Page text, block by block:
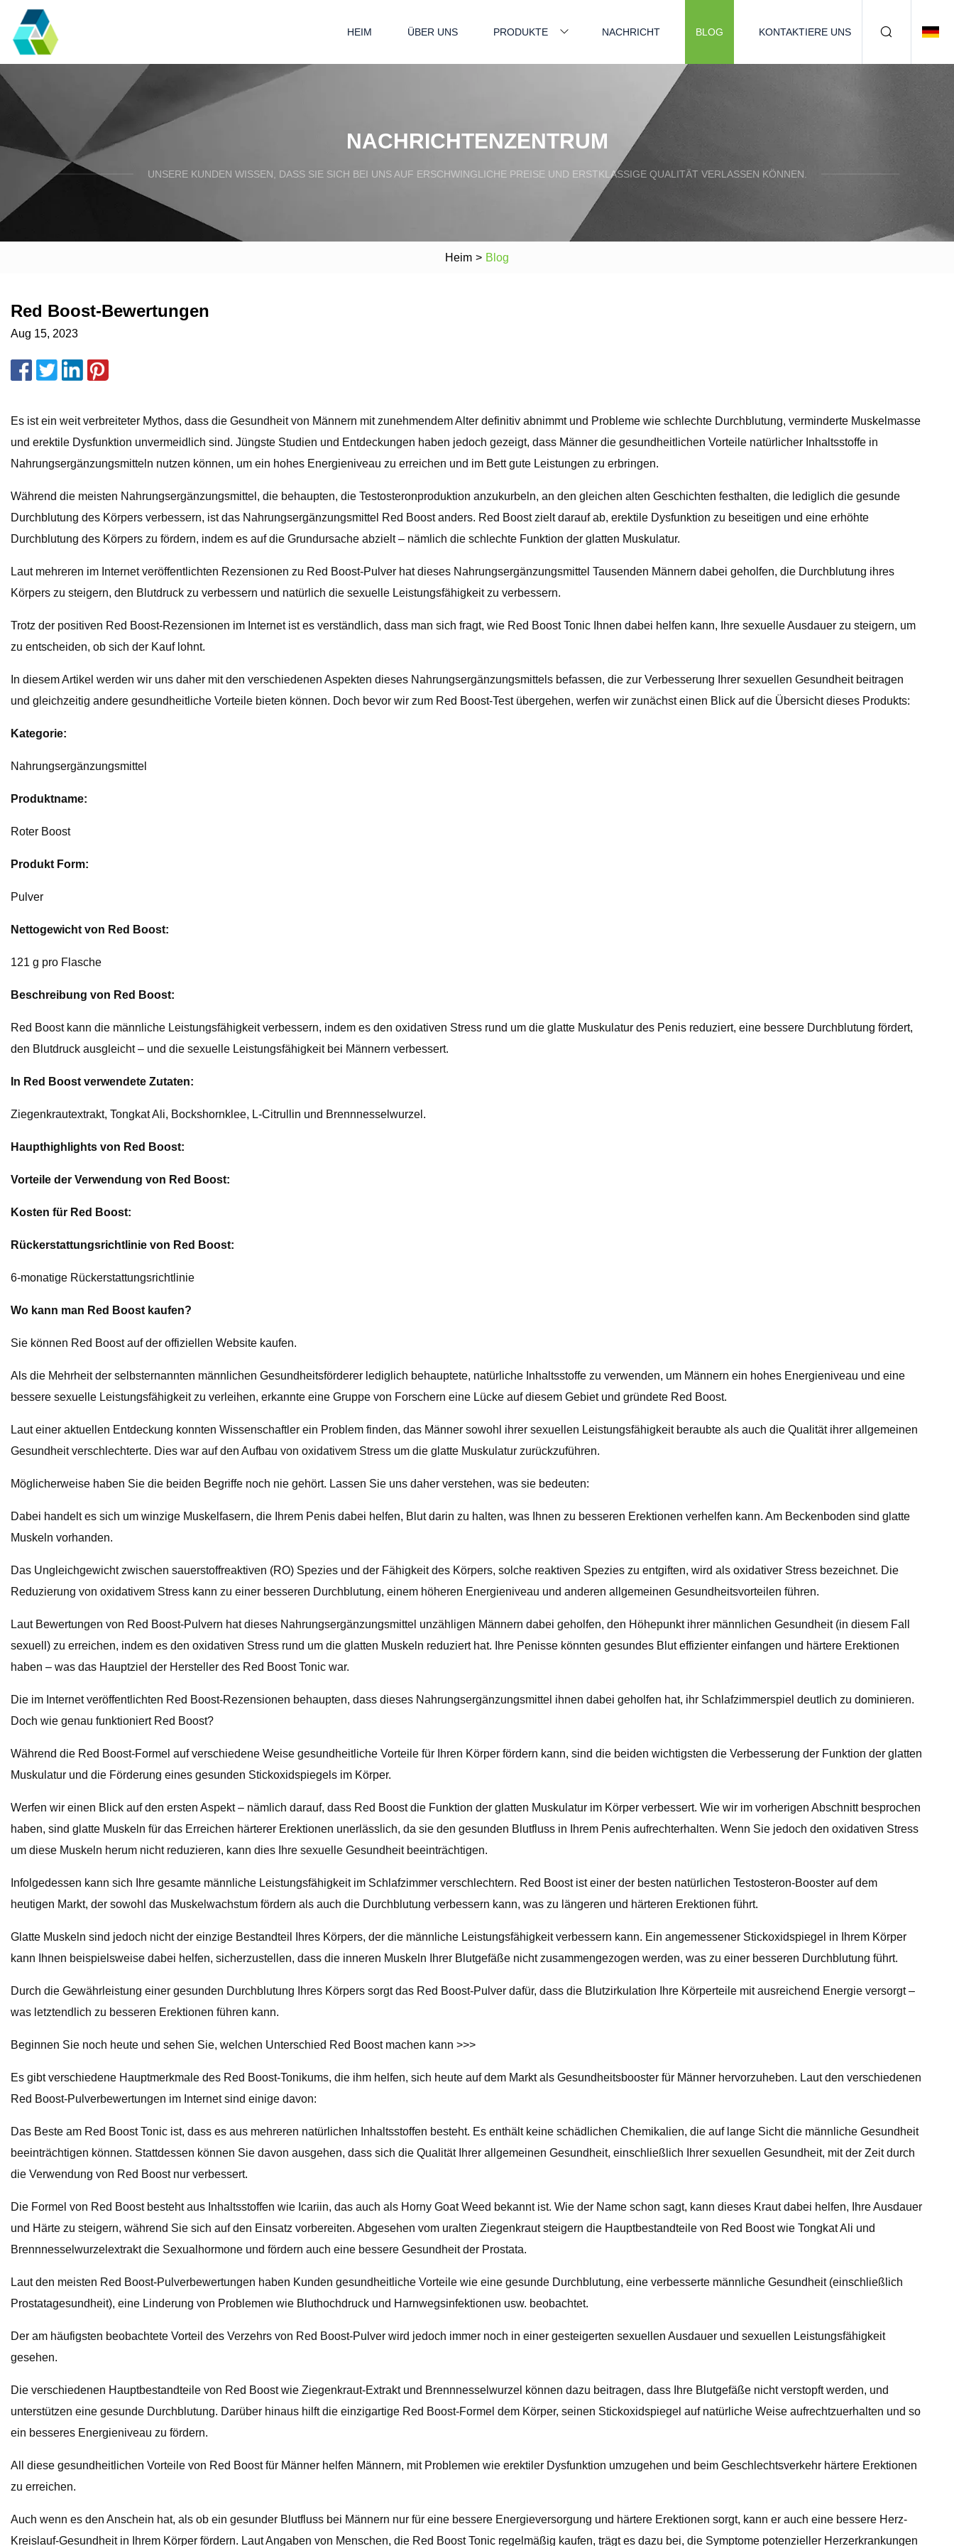
HEIM ÜBER UNS PRODUKTE NACHRICHT BLOG KONTAKTIERE UNS
NACHRICHTENZENTRUM
UNSERE KUNDEN WISSEN, DASS SIE SICH BEI UNS AUF ERSCHWINGLICHE PREISE UND ERSTKLASSIGE QUALITÄT VERLASSEN KÖNNEN.
Heim > Blog
Red Boost-Bewertungen
Aug 15, 2023
Es ist ein weit verbreiteter Mythos, dass die Gesundheit von Männern mit zunehmendem Alter definitiv abnimmt und Probleme wie schlechte Durchblutung, verminderte Muskelmasse
und erektile Dysfunktion unvermeidlich sind. Jüngste Studien und Entdeckungen haben jedoch gezeigt, dass Männer die gesundheitlichen Vorteile natürlicher Inhaltsstoffe in
Nahrungsergänzungsmitteln nutzen können, um ein hohes Energieniveau zu erreichen und im Bett gute Leistungen zu erbringen.
Während die meisten Nahrungsergänzungsmittel, die behaupten, die Testosteronproduktion anzukurbeln, an den gleichen alten Geschichten festhalten, die lediglich die gesunde
Durchblutung des Körpers verbessern, ist das Nahrungsergänzungsmittel Red Boost anders. Red Boost zielt darauf ab, erektile Dysfunktion zu beseitigen und eine erhöhte
Durchblutung des Körpers zu fördern, indem es auf die Grundursache abzielt – nämlich die schlechte Funktion der glatten Muskulatur.
Laut mehreren im Internet veröffentlichten Rezensionen zu Red Boost-Pulver hat dieses Nahrungsergänzungsmittel Tausenden Männern dabei geholfen, die Durchblutung ihres
Körpers zu steigern, den Blutdruck zu verbessern und natürlich die sexuelle Leistungsfähigkeit zu verbessern.
Trotz der positiven Red Boost-Rezensionen im Internet ist es verständlich, dass man sich fragt, wie Red Boost Tonic Ihnen dabei helfen kann, Ihre sexuelle Ausdauer zu steigern, um
zu entscheiden, ob sich der Kauf lohnt.
In diesem Artikel werden wir uns daher mit den verschiedenen Aspekten dieses Nahrungsergänzungsmittels befassen, die zur Verbesserung Ihrer sexuellen Gesundheit beitragen
und gleichzeitig andere gesundheitliche Vorteile bieten können. Doch bevor wir zum Red Boost-Test übergehen, werfen wir zunächst einen Blick auf die Übersicht dieses Produkts:
Kategorie:
Nahrungsergänzungsmittel
Produktname:
Roter Boost
Produkt Form:
Pulver
Nettogewicht von Red Boost:
121 g pro Flasche
Beschreibung von Red Boost:
Red Boost kann die männliche Leistungsfähigkeit verbessern, indem es den oxidativen Stress rund um die glatte Muskulatur des Penis reduziert, eine bessere Durchblutung fördert,
den Blutdruck ausgleicht – und die sexuelle Leistungsfähigkeit bei Männern verbessert.
In Red Boost verwendete Zutaten:
Ziegenkrautextrakt, Tongkat Ali, Bockshornklee, L-Citrullin und Brennnesselwurzel.
Haupthighlights von Red Boost:
Vorteile der Verwendung von Red Boost:
Kosten für Red Boost:
Rückerstattungsrichtlinie von Red Boost:
6-monatige Rückerstattungsrichtlinie
Wo kann man Red Boost kaufen?
Sie können Red Boost auf der offiziellen Website kaufen.
Als die Mehrheit der selbsternannten männlichen Gesundheitsförderer lediglich behauptete, natürliche Inhaltsstoffe zu verwenden, um Männern ein hohes Energieniveau und eine
bessere sexuelle Leistungsfähigkeit zu verleihen, erkannte eine Gruppe von Forschern eine Lücke auf diesem Gebiet und gründete Red Boost.
Laut einer aktuellen Entdeckung konnten Wissenschaftler ein Problem finden, das Männer sowohl ihrer sexuellen Leistungsfähigkeit beraubte als auch die Qualität ihrer allgemeinen
Gesundheit verschlechterte. Dies war auf den Aufbau von oxidativem Stress um die glatte Muskulatur zurückzuführen.
Möglicherweise haben Sie die beiden Begriffe noch nie gehört. Lassen Sie uns daher verstehen, was sie bedeuten:
Dabei handelt es sich um winzige Muskelfasern, die Ihrem Penis dabei helfen, Blut darin zu halten, was Ihnen zu besseren Erektionen verhelfen kann. Am Beckenboden sind glatte
Muskeln vorhanden.
Das Ungleichgewicht zwischen sauerstoffreaktiven (RO) Spezies und der Fähigkeit des Körpers, solche reaktiven Spezies zu entgiften, wird als oxidativer Stress bezeichnet. Die
Reduzierung von oxidativem Stress kann zu einer besseren Durchblutung, einem höheren Energieniveau und anderen allgemeinen Gesundheitsvorteilen führen.
Laut Bewertungen von Red Boost-Pulvern hat dieses Nahrungsergänzungsmittel unzähligen Männern dabei geholfen, den Höhepunkt ihrer männlichen Gesundheit (in diesem Fall
sexuell) zu erreichen, indem es den oxidativen Stress rund um die glatten Muskeln reduziert hat. Ihre Penisse könnten gesundes Blut effizienter einfangen und härtere Erektionen
haben – was das Hauptziel der Hersteller des Red Boost Tonic war.
Die im Internet veröffentlichten Red Boost-Rezensionen behaupten, dass dieses Nahrungsergänzungsmittel ihnen dabei geholfen hat, ihr Schlafzimmerspiel deutlich zu dominieren.
Doch wie genau funktioniert Red Boost?
Während die Red Boost-Formel auf verschiedene Weise gesundheitliche Vorteile für Ihren Körper fördern kann, sind die beiden wichtigsten die Verbesserung der Funktion der glatten
Muskulatur und die Förderung eines gesunden Stickoxidspiegels im Körper.
Werfen wir einen Blick auf den ersten Aspekt – nämlich darauf, dass Red Boost die Funktion der glatten Muskulatur im Körper verbessert. Wie wir im vorherigen Abschnitt besprochen
haben, sind glatte Muskeln für das Erreichen härterer Erektionen unerlässlich, da sie den gesunden Blutfluss in Ihrem Penis aufrechterhalten. Wenn Sie jedoch den oxidativen Stress
um diese Muskeln herum nicht reduzieren, kann dies Ihre sexuelle Gesundheit beeinträchtigen.
Infolgedessen kann sich Ihre gesamte männliche Leistungsfähigkeit im Schlafzimmer verschlechtern. Red Boost ist einer der besten natürlichen Testosteron-Booster auf dem
heutigen Markt, der sowohl das Muskelwachstum fördern als auch die Durchblutung verbessern kann, was zu längeren und härteren Erektionen führt.
Glatte Muskeln sind jedoch nicht der einzige Bestandteil Ihres Körpers, der die männliche Leistungsfähigkeit verbessern kann. Ein angemessener Stickoxidspiegel in Ihrem Körper
kann Ihnen beispielsweise dabei helfen, sicherzustellen, dass die inneren Muskeln Ihrer Blutgefäße nicht zusammengezogen werden, was zu einer besseren Durchblutung führt.
Durch die Gewährleistung einer gesunden Durchblutung Ihres Körpers sorgt das Red Boost-Pulver dafür, dass die Blutzirkulation Ihre Körperteile mit ausreichend Energie versorgt –
was letztendlich zu besseren Erektionen führen kann.
Beginnen Sie noch heute und sehen Sie, welchen Unterschied Red Boost machen kann >>>
Es gibt verschiedene Hauptmerkmale des Red Boost-Tonikums, die ihm helfen, sich heute auf dem Markt als Gesundheitsbooster für Männer hervorzuheben. Laut den verschiedenen
Red Boost-Pulverbewertungen im Internet sind einige davon:
Das Beste am Red Boost Tonic ist, dass es aus mehreren natürlichen Inhaltsstoffen besteht. Es enthält keine schädlichen Chemikalien, die auf lange Sicht die männliche Gesundheit
beeinträchtigen können. Stattdessen können Sie davon ausgehen, dass sich die Qualität Ihrer allgemeinen Gesundheit, einschließlich Ihrer sexuellen Gesundheit, mit der Zeit durch
die Verwendung von Red Boost nur verbessert.
Die Formel von Red Boost besteht aus Inhaltsstoffen wie Icariin, das auch als Horny Goat Weed bekannt ist. Wie der Name schon sagt, kann dieses Kraut dabei helfen, Ihre Ausdauer
und Härte zu steigern, während Sie sich auf den Einsatz vorbereiten. Abgesehen vom uralten Ziegenkraut steigern die Hauptbestandteile von Red Boost wie Tongkat Ali und
Brennnesselwurzelextrakt die Sexualhormone und fördern auch eine bessere Gesundheit der Prostata.
Laut den meisten Red Boost-Pulverbewertungen haben Kunden gesundheitliche Vorteile wie eine gesunde Durchblutung, eine verbesserte männliche Gesundheit (einschließlich
Prostatagesundheit), eine Linderung von Problemen wie Bluthochdruck und Harnwegsinfektionen usw. beobachtet.
Der am häufigsten beobachtete Vorteil des Verzehrs von Red Boost-Pulver wird jedoch immer noch in einer gesteigerten sexuellen Ausdauer und sexuellen Leistungsfähigkeit
gesehen.
Die verschiedenen Hauptbestandteile von Red Boost wie Ziegenkraut-Extrakt und Brennnesselwurzel können dazu beitragen, dass Ihre Blutgefäße nicht verstopft werden, und
unterstützen eine gesunde Durchblutung. Darüber hinaus hilft die einzigartige Red Boost-Formel dem Körper, seinen Stickoxidspiegel auf natürliche Weise aufrechtzuerhalten und so
ein besseres Energieniveau zu fördern.
All diese gesundheitlichen Vorteile von Red Boost für Männer helfen Männern, mit Problemen wie erektiler Dysfunktion umzugehen und beim Geschlechtsverkehr härtere Erektionen
zu erreichen.
Auch wenn es den Anschein hat, als ob ein gesunder Blutfluss bei Männern nur für eine bessere Energieversorgung und härtere Erektionen sorgt, kann er auch eine bessere Herz-
Kreislauf-Gesundheit in Ihrem Körper fördern. Laut Angaben von Menschen, die Red Boost Tonic regelmäßig kaufen, trägt es dazu bei, die Symptome potenzieller Herzerkrankungen